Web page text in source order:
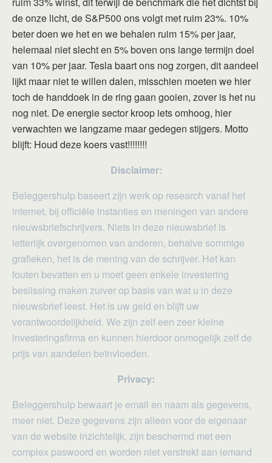
de onze licht, de S&P500 ons volgt met ruim 23%. 10%
beter doen we het en we behalen ruim 15% per jaar,
helemaal niet slecht en 5% boven ons lange termijn doel
van 10% per jaar. Tesla baart ons nog zorgen, dit aandeel
lijkt maar niet te willen dalen, misschien moeten we hier
toch de handdoek in de ring gaan gooien, zover is het nu
nog niet. De energie sector kroop iets omhoog, hier
verwachten we langzame maar gedegen stijgers. Motto
blijft: Houd deze koers vast!!!!!!!!
Disclaimer:
Beleggershulp baseert zijn werk op research vanaf het
internet, bij officiële instanties en meningen van andere
nieuwsbriefschrijvers. Niets in deze nieuwsbrief is
letterlijk overgenomen van anderen, behalve sommige
grafieken, het is de mening van de schrijver. Het kan
fouten bevatten en u moet geen enkele investering
beslissing maken zuiver op basis van wat u in deze
nieuwsbrief leest. Het is uw geld en blijft uw
verantwoordelijkheid. We zijn zelf een zeer kleine
investeringsfirma en kunnen hierdoor onmogelijk zelf de
prijs van aandelen beïnvloeden.
Privacy:
Beleggershulp bewaart je email en naam als gegevens,
meer niet. Deze gegevens zijn alleen voor de eigenaar
van de website inzichtelijk, zijn beschermd met een
complex paswoord en worden niet verstrekt aan iemand